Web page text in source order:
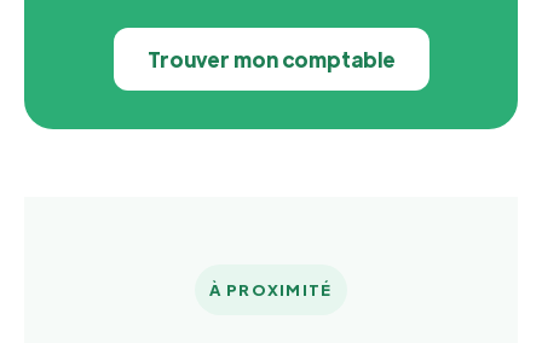
Trouver mon comptable
À PROXIMITÉ